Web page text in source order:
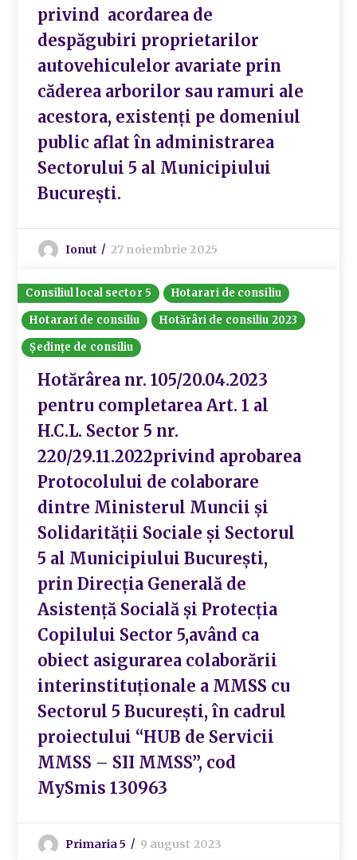
privind acordarea de
despăgubiri proprietarilor
autovehiculelor avariate prin
căderea arborilor sau ramuri ale
acestora, existenți pe domeniul
public aflat în administrarea
Sectorului 5 al Municipiului
București.
Ionut 27 noiembrie 2025
Consiliul local sector 5
Hotarari de consiliu
Hotarari de consiliu
Hotărâri de consiliu 2023
Ședințe de consiliu
Hotărârea nr. 105/20.04.2023
pentru completarea Art. 1 al
H.C.L. Sector 5 nr.
220/29.11.2022privind aprobarea
Protocolului de colaborare
dintre Ministerul Muncii și
Solidarității Sociale și Sectorul
5 al Municipiului București,
prin Direcția Generală de
Asistență Socială și Protecția
Copilului Sector 5,având ca
obiect asigurarea colaborării
interinstituționale a MMSS cu
Sectorul 5 București, în cadrul
proiectului “HUB de Servicii
MMSS – SII MMSS”, cod
MySmis 130963
Primaria 5 9 august 2023